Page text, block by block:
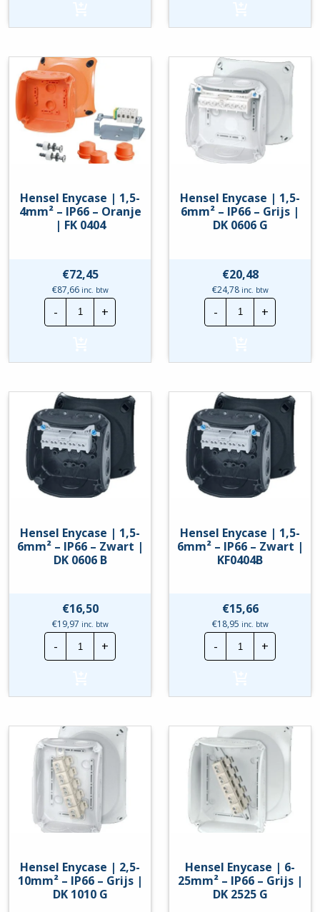
-
Oranje
|
FK
0402
hoeveelheid
-
Grijs
|
DK
0404
G
hoeveelheid
Hensel Enycase | 1,5-
4mm² – IP66 – Oranje
| FK 0404
€72,45
€87,66inc. btw
-
Hensel
Enycase
|
-
Oranje
|
FK
0404
hoeveelheid
+
Hensel Enycase | 1,5-
6mm² – IP66 – Grijs |
DK 0606 G
€20,48
€24,78inc. btw
-
Hensel
Enycase
|
-
Grijs
|
DK
0606
G
hoeveelheid
+
Hensel Enycase | 1,5-
6mm² – IP66 – Zwart |
DK 0606 B
€16,50
€19,97 inc. btw
-
Hensel
Enycase
|
-
Zwart
|
DK
0606
hoeveelheid
+
Hensel Enycase | 1,5-
6mm² – IP66 – Zwart |
KF0404B
€15,66
€18,95 inc. btw
-
Hensel
Enycase
|
-
Zwart
|
KF0404B
hoeveelheid
+
Hensel Enycase | 2,5-
10mm² – IP66 – Grijs |
DK 1010 G
Hensel Enycase | 6-
25mm² – IP66 – Grijs |
DK 2525 G